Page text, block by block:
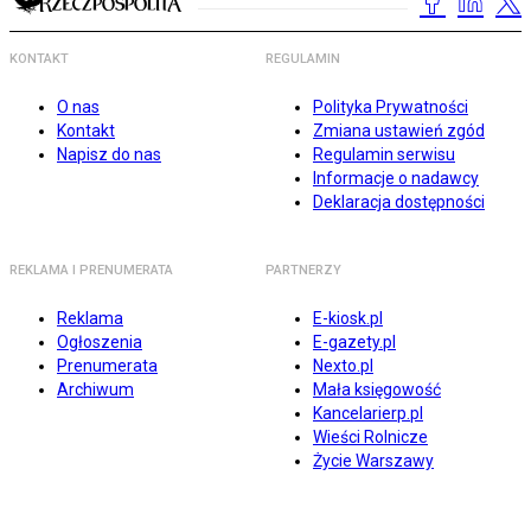
KONTAKT
O nas
Kontakt
Napisz do nas
REGULAMIN
Polityka Prywatności
Zmiana ustawień zgód
Regulamin serwisu
Informacje o nadawcy
Deklaracja dostępności
REKLAMA I PRENUMERATA
Reklama
Ogłoszenia
Prenumerata
Archiwum
PARTNERZY
E-kiosk.pl
E-gazety.pl
Nexto.pl
Mała księgowość
Kancelarierp.pl
Wieści Rolnicze
Życie Warszawy